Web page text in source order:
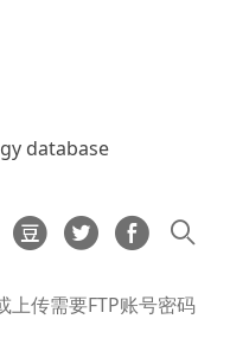
database
传需要FTP账号密码